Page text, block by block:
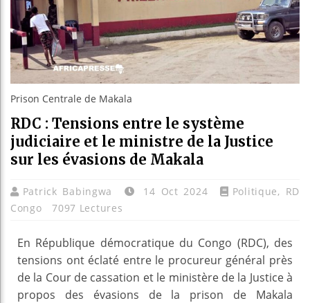
Ceuta :
Prison Centrale de Makala
RDC : Tensions entre le système
judiciaire et le ministre de la Justice
sur les évasions de Makala
Patrick Babingwa 14 Oct 2024 Politique, RD
Congo
7097 Lectures
En République démocratique du Congo (RDC), des
tensions ont éclaté entre le procureur général près
de la Cour de cassation et le ministère de la Justice à
propos des évasions de la prison de Makala